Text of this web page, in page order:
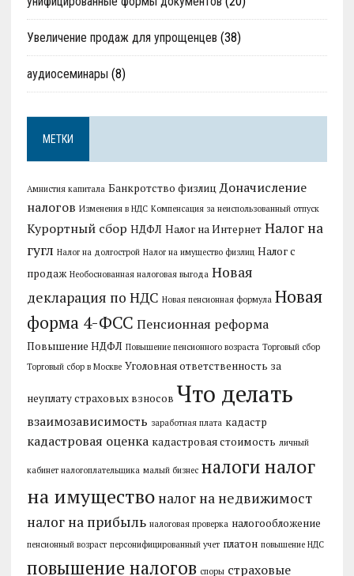
Увеличение продаж для упрощенцев (38)
аудиосеминары (8)
МЕТКИ
Амнистия капитала Банкротство физлиц Доначисление
налогов Изменения в НДС Компенсация за неиспользованный отпуск
Курортный сбор НДФЛ Налог на Интернет Налог на
гугл Налог на долгострой Налог на имущество физлиц Налог с
продаж Необоснованная налоговая выгода Новая
декларация по НДС Новая пенсионная формула Новая
форма 4-ФСС Пенсионная реформа
Повышение НДФЛ Повышение пенсионного возраста Торговый сбор
Торговый сбор в Москве Уголовная ответственность за
неуплату страховых взносов Что делать
взаимозависимость заработная плата кадастр
кадастровая оценка кадастровая стоимость личный
кабинет налогоплательщика малый бизнес налоги налог
на имущество налог на недвижимост
налог на прибыль налоговая проверка налогообложение
пенсионный возраст персонифицированный учет платон повышение НДС
повышение налогов споры страховые